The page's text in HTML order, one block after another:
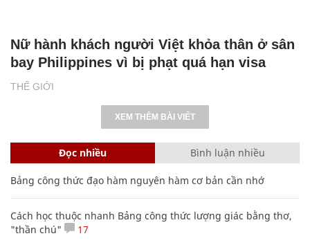
THẾ GIỚI
Nữ hành khách người Việt khỏa thân ở sân
bay Philippines vì bị phạt quá hạn visa
XEM THÊM BÀI VIẾT
Đọc nhiều Bình luận nhiều
Bảng công thức đạo hàm nguyên hàm cơ bản cần nhớ
Cách học thuộc nhanh Bảng công thức lượng giác bằng thơ,
"thần chú"
17